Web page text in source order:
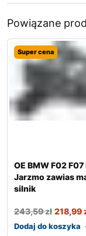
Powiązane
Super cena
OE BMW F02 F07
Jarzmo zawias
silnik
243,59zł 218,99
Dodaj do koszyka